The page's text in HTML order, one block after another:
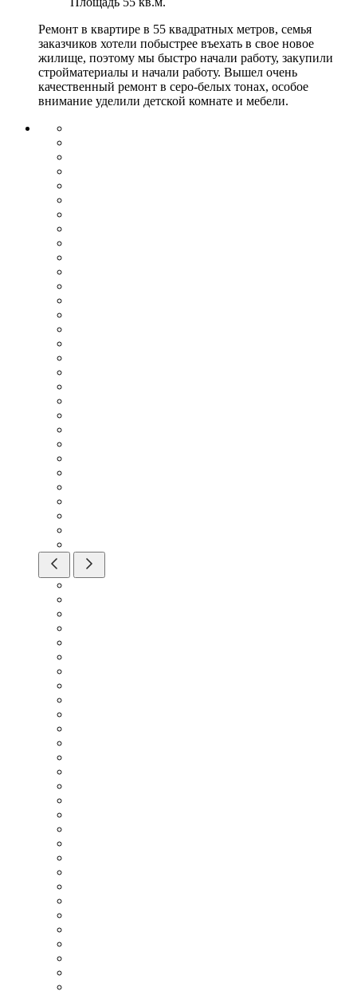
Ремонт в квартире в 55 квадратных метров, семья
заказчиков хотели побыстрее въехать в свое новое
жилище, поэтому мы быстро начали работу, закупили
стройматериалы и начали работу. Вышел очень
качественный ремонт в серо-белых тонах, особое
внимание уделили детской комнате и мебели.